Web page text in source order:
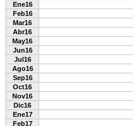
Ene16
Feb16
Mar16
Abr16
May16
Jun16
Jul16
Ago16
Sep16
Oct16
Nov16
Dic16
Ene17
Feb17